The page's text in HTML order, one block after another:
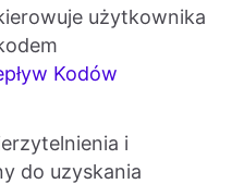
użytkownika
Kodów
i
do uzyskania